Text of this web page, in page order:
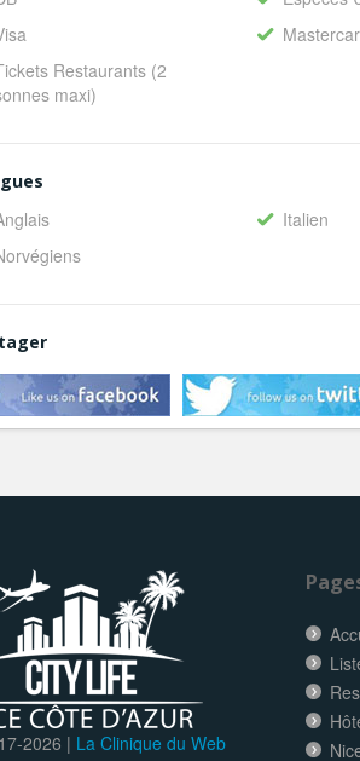
Restaurants (2
maxi)
Italien
2026 | La Clinique du Web